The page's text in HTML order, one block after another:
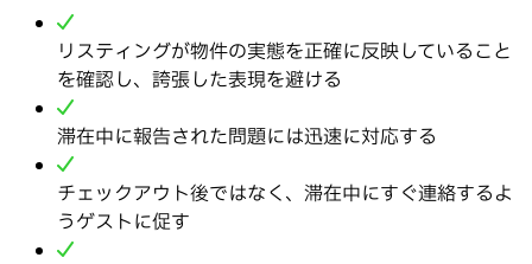
リスティングが物件の実態を正確に反映していること
を確認し、誇張した表現を避ける
滞在中に報告された問題には迅速に対応する
チェックアウト後ではなく、滞在中にすぐ連絡するよ
うゲストに促す